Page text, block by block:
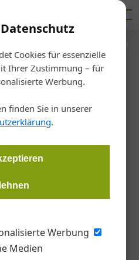
Cookies für essenzielle
Ihrer Zustimmung – für
Werbung.
finden Sie in unserer
.
Werbung
Medien
/Bauen
buildings –
shape
der im 2. Weltkrieg zerstörten
Parlaments, den Einfluss